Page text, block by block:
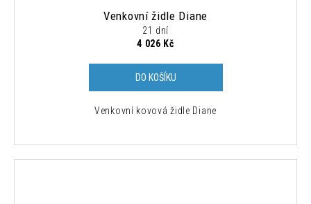
Venkovní židle Diane
21 dní
4 026 Kč
DO KOŠÍKU
Venkovní kovová židle Diane